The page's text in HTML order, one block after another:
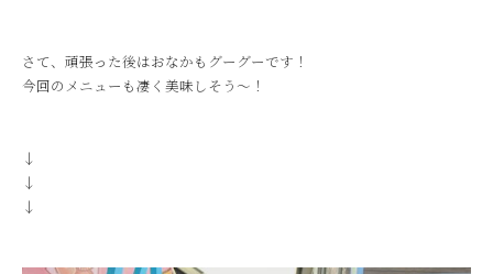
さて、頑張った後はおなかもグーグーです！
今回のメニューも凄く美味しそう～！
↓
↓
↓